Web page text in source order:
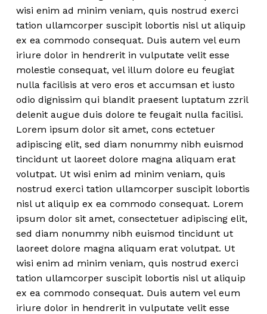
wisi enim ad minim veniam, quis nostrud exerci
tation ullamcorper suscipit lobortis nisl ut aliquip
ex ea commodo consequat. Duis autem vel eum
iriure dolor in hendrerit in vulputate velit esse
molestie consequat, vel illum dolore eu feugiat
nulla facilisis at vero eros et accumsan et iusto
odio dignissim qui blandit praesent luptatum zzril
delenit augue duis dolore te feugait nulla facilisi.
Lorem ipsum dolor sit amet, cons ectetuer
adipiscing elit, sed diam nonummy nibh euismod
tincidunt ut laoreet dolore magna aliquam erat
volutpat. Ut wisi enim ad minim veniam, quis
nostrud exerci tation ullamcorper suscipit lobortis
nisl ut aliquip ex ea commodo consequat. Lorem
ipsum dolor sit amet, consectetuer adipiscing elit,
sed diam nonummy nibh euismod tincidunt ut
laoreet dolore magna aliquam erat volutpat. Ut
wisi enim ad minim veniam, quis nostrud exerci
tation ullamcorper suscipit lobortis nisl ut aliquip
ex ea commodo consequat. Duis autem vel eum
iriure dolor in hendrerit in vulputate velit esse